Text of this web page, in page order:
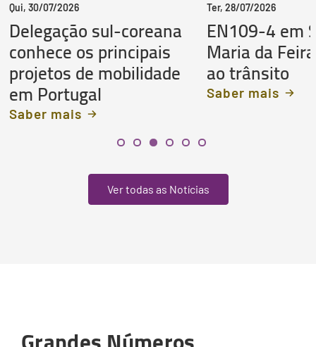
Qui, 30/07/2026
Delegação sul-coreana
conhece os principais
projetos de mobilidade
em Portugal
Saber mais
Ter, 28/07/2026
EN109-4 em
Maria da
ao trânsito
Saber mais
Ver todas as Notícias